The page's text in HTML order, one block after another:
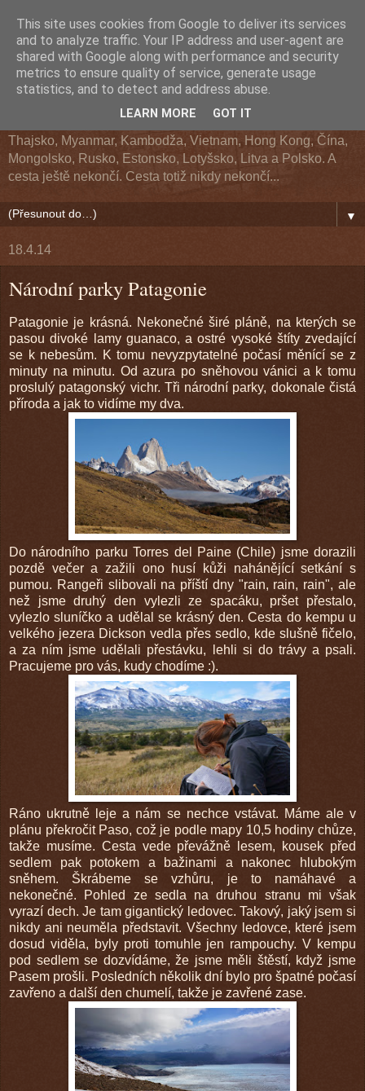
Z cesty kolem světa
Cestopis z cesty kolem světa. Navštívené země: Argentina,
Thajsko, Myanmar, Kambodža, Vietnam, Hong Kong, Čína,
Mongolsko, Rusko, Estonsko, Lotyšsko, Litva a Polsko. A
cesta ještě nekončí. Cesta totiž nikdy nekončí...
▼
18.4.14
Národní parky Patagonie
Patagonie je krásná. Nekonečné širé pláně, na kterých se
pasou divoké lamy guanaco, a ostré vysoké štíty zvedající
se k nebesům. K tomu nevyzpytatelné počasí měnící se z
minuty na minutu. Od azura po sněhovou vánici a k tomu
proslulý patagonský vichr. Tři národní parky, dokonale čistá
příroda a jak to vidíme my dva.
Do národního parku Torres del Paine (Chile) jsme dorazili
pozdě večer a zažili ono husí kůži nahánějící setkání s
pumou. Rangeři slibovali na příští dny "rain, rain, rain", ale
než jsme druhý den vylezli ze spacáku, pršet přestalo,
vylezlo sluníčko a udělal se krásný den. Cesta do kempu u
velkého jezera Dickson vedla přes sedlo, kde slušně fičelo,
a za ním jsme udělali přestávku, lehli si do trávy a psali.
Pracujeme pro vás, kudy chodíme :).
Ráno ukrutně leje a nám se nechce vstávat. Máme ale v
plánu překročit Paso, což je podle mapy 10,5 hodiny chůze,
takže musíme. Cesta vede převážně lesem, kousek před
sedlem pak potokem a bažinami a nakonec hlubokým
sněhem. Škrábeme se vzhůru, je to namáhavé a
nekonečné. Pohled ze sedla na druhou stranu mi však
vyrazí dech. Je tam gigantický ledovec. Takový, jaký jsem si
nikdy ani neuměla představit. Všechny ledovce, které jsem
dosud viděla, byly proti tomuhle jen rampouchy. V kempu
pod sedlem se dozvídáme, že jsme měli štěstí, když jsme
Pasem prošli. Posledních několik dní bylo pro špatné počasí
zavřeno a další den chumelí, takže je zavřené zase.
This site uses cookies from Google to deliver its services
and to analyze traffic. Your IP address and user-agent are
shared with Google along with performance and security
metrics to ensure quality of service, generate usage
statistics, and to detect and address abuse.
LEARN MORE GOT IT